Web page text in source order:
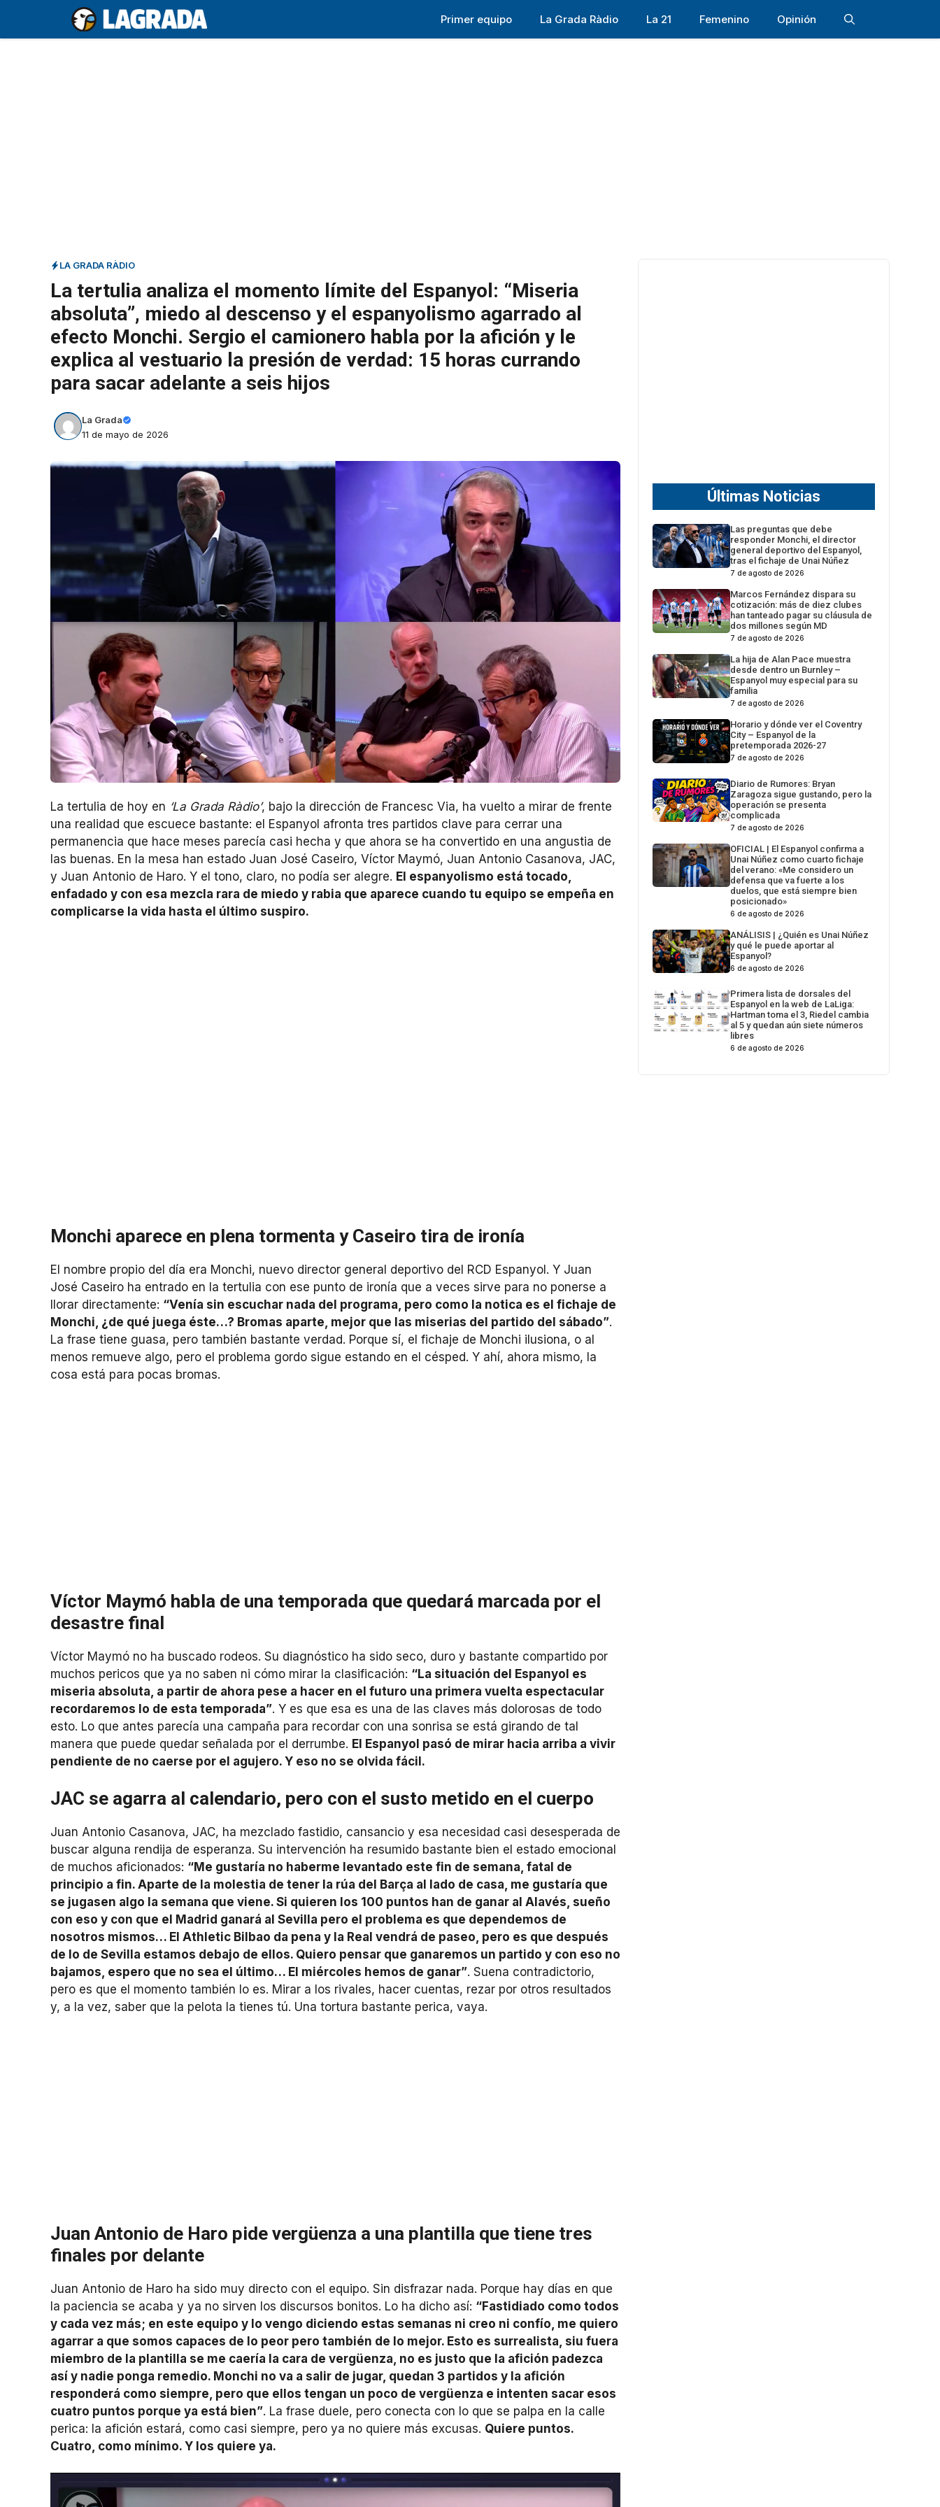
contenido
Primer equipo La Grada Ràdio La 21 Femenino Opinión
LA GRADA RÀDIO
La tertulia analiza el momento límite del Espanyol: “Miseria
absoluta”, miedo al descenso y el espanyolismo agarrado al
efecto Monchi. Sergio el camionero habla por la afición y le
explica al vestuario la presión de verdad: 15 horas currando
para sacar adelante a seis hijos
La Grada
11 de mayo de 2026
La tertulia de hoy en ‘La Grada Ràdio’, bajo la dirección de Francesc Via, ha vuelto a mirar de frente
una realidad que escuece bastante: el Espanyol afronta tres partidos clave para cerrar una
permanencia que hace meses parecía casi hecha y que ahora se ha convertido en una angustia de
las buenas. En la mesa han estado Juan José Caseiro, Víctor Maymó, Juan Antonio Casanova, JAC,
y Juan Antonio de Haro. Y el tono, claro, no podía ser alegre. El espanyolismo está tocado,
enfadado y con esa mezcla rara de miedo y rabia que aparece cuando tu equipo se empeña en
complicarse la vida hasta el último suspiro.
Monchi aparece en plena tormenta y Caseiro tira de ironía
El nombre propio del día era Monchi, nuevo director general deportivo del RCD Espanyol. Y Juan
José Caseiro ha entrado en la tertulia con ese punto de ironía que a veces sirve para no ponerse a
llorar directamente: “Venía sin escuchar nada del programa, pero como la notica es el fichaje de
Monchi, ¿de qué juega éste…? Bromas aparte, mejor que las miserias del partido del sábado”.
La frase tiene guasa, pero también bastante verdad. Porque sí, el fichaje de Monchi ilusiona, o al
menos remueve algo, pero el problema gordo sigue estando en el césped. Y ahí, ahora mismo, la
cosa está para pocas bromas.
Víctor Maymó habla de una temporada que quedará marcada por el
desastre final
Víctor Maymó no ha buscado rodeos. Su diagnóstico ha sido seco, duro y bastante compartido por
muchos pericos que ya no saben ni cómo mirar la clasificación: “La situación del Espanyol es
miseria absoluta, a partir de ahora pese a hacer en el futuro una primera vuelta espectacular
recordaremos lo de esta temporada”. Y es que esa es una de las claves más dolorosas de todo
esto. Lo que antes parecía una campaña para recordar con una sonrisa se está girando de tal
manera que puede quedar señalada por el derrumbe. El Espanyol pasó de mirar hacia arriba a vivir
pendiente de no caerse por el agujero. Y eso no se olvida fácil.
JAC se agarra al calendario, pero con el susto metido en el cuerpo
Juan Antonio Casanova, JAC, ha mezclado fastidio, cansancio y esa necesidad casi desesperada de
buscar alguna rendija de esperanza. Su intervención ha resumido bastante bien el estado emocional
de muchos aficionados: “Me gustaría no haberme levantado este fin de semana, fatal de
principio a fin. Aparte de la molestia de tener la rúa del Barça al lado de casa, me gustaría que
se jugasen algo la semana que viene. Si quieren los 100 puntos han de ganar al Alavés, sueño
con eso y con que el Madrid ganará al Sevilla pero el problema es que dependemos de
nosotros mismos… El Athletic Bilbao da pena y la Real vendrá de paseo, pero es que después
de lo de Sevilla estamos debajo de ellos. Quiero pensar que ganaremos un partido y con eso no
bajamos, espero que no sea el último… El miércoles hemos de ganar”. Suena contradictorio,
pero es que el momento también lo es. Mirar a los rivales, hacer cuentas, rezar por otros resultados
y, a la vez, saber que la pelota la tienes tú. Una tortura bastante perica, vaya.
Juan Antonio de Haro pide vergüenza a una plantilla que tiene tres
finales por delante
Juan Antonio de Haro ha sido muy directo con el equipo. Sin disfrazar nada. Porque hay días en que
la paciencia se acaba y ya no sirven los discursos bonitos. Lo ha dicho así: “Fastidiado como todos
y cada vez más; en este equipo y lo vengo diciendo estas semanas ni creo ni confío, me quiero
agarrar a que somos capaces de lo peor pero también de lo mejor. Esto es surrealista, siu fuera
miembro de la plantilla se me caería la cara de vergüenza, no es justo que la afición padezca
así y nadie ponga remedio. Monchi no va a salir de jugar, quedan 3 partidos y la afición
responderá como siempre, pero que ellos tengan un poco de vergüenza e intenten sacar esos
cuatro puntos porque ya está bien”. La frase duele, pero conecta con lo que se palpa en la calle
perica: la afición estará, como casi siempre, pero ya no quiere más excusas. Quiere puntos.
Cuatro, como mínimo. Y los quiere ya.
Últimas Noticias
Las preguntas que debe
responder Monchi, el director
general deportivo del Espanyol,
tras el fichaje de Unai Núñez
7 de agosto de 2026
Marcos Fernández dispara su
cotización: más de diez clubes
han tanteado pagar su cláusula de
dos millones según MD
7 de agosto de 2026
La hija de Alan Pace muestra
desde dentro un Burnley –
Espanyol muy especial para su
familia
7 de agosto de 2026
Horario y dónde ver el Coventry
City – Espanyol de la
pretemporada 2026-27
7 de agosto de 2026
Diario de Rumores: Bryan
Zaragoza sigue gustando, pero la
operación se presenta
complicada
7 de agosto de 2026
OFICIAL | El Espanyol confirma a
Unai Núñez como cuarto fichaje
del verano: «Me considero un
defensa que va fuerte a los
duelos, que está siempre bien
posicionado»
6 de agosto de 2026
ANÁLISIS | ¿Quién es Unai Núñez
y qué le puede aportar al
Espanyol?
6 de agosto de 2026
Primera lista de dorsales del
Espanyol en la web de LaLiga:
Hartman toma el 3, Riedel cambia
al 5 y quedan aún siete números
libres
6 de agosto de 2026